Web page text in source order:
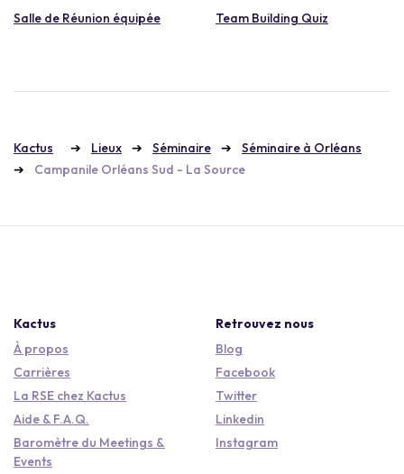
Salle de Réunion équipée Team Building Quiz
Kactus Lieux Séminaire
Séminaire à Orléans
Campanile Orléans Sud - La Source
Kactus
À propos
Carrières
La RSE chez Kactus
Aide & F.A.Q.
Baromètre du Meetings &
Events
Retrouvez nous
Blog
Facebook
Twitter
Linkedin
Instagram